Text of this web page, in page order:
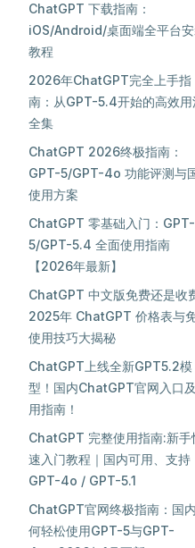
ChatGPT 下载指南：
iOS/Android/桌面端全平台
教程
2026年ChatGPT完全上手指
南：从GPT-5.4开始的高效用
全集
ChatGPT 2026终极指南：
GPT-5/GPT-4o 功能评测与
使用方案
ChatGPT 零基础入门：GPT-
5/GPT-5.4 全面使用指南
【2026年最新】
ChatGPT 中文版免费还是收
2025年 ChatGPT 价格表与
使用技巧大揭秘
ChatGPT上线全新GPT5.2模
型！国内ChatGPT官网入口
用指南！
ChatGPT 完整使用指南:新手
速入门教程｜国内可用、支持
GPT-4o / GPT-5.1
ChatGPT官网终极指南：国
何轻松使用GPT-5与GPT-